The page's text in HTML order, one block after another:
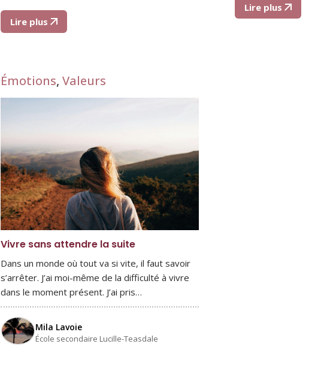
Lire plus
Lire plus
Émotions, Valeurs
Vivre sans attendre la suite
Dans un monde où tout va si vite, il faut savoir
s’arrêter. J’ai moi-même de la difficulté à vivre
dans le moment présent. J’ai pris…
Mila Lavoie
École secondaire Lucille-Teasdale